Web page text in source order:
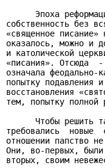
Эпоха
собственность без
«священное
оказалось, можно и
и католической
«писания». Отсюда
означала феодально-
попытку подавления
восстановления
тем, попытку полной
Чтобы решить
требовались
отношении папство
Они, во-первых,
вторых, своим